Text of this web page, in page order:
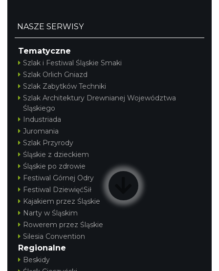
NASZE SERWISY
Tematyczne
Szlak i Festiwal Śląskie Smaki
Szlak Orlich Gniazd
Szlak Zabytków Techniki
Szlak Architektury Drewnianej Województwa
Śląskiego
Industriada
Juromania
Szlak Przyrody
Śląskie z dzieckiem
Śląskie po zdrowie
Festiwal Górnej Odry
Festiwal DziewięćSił
Kajakiem przez Śląskie
Narty w Śląskim
Rowerem przez Śląskie
Silesia Convention
Regionalne
Beskidy